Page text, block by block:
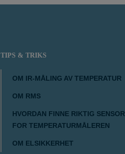
TIPS & TRIKS
OM IR-MÅLING AV TEMPERATUR
OM RMS
HVORDAN FINNE RIKTIG SENSOR
FOR TEMPERATURMÅLEREN
OM ELSIKKERHET